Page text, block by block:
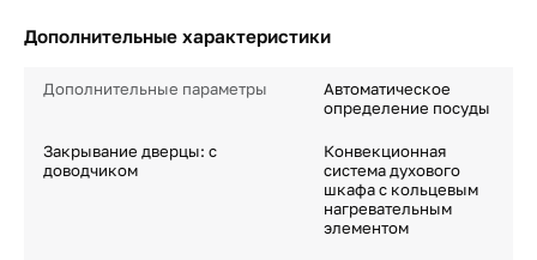
Дополнительные характеристики
Дополнительные параметры
Автоматическое
определение посуды
Закрывание дверцы: с
доводчиком
Конвекционная
система духового
шкафа с кольцевым
нагревательным
элементом